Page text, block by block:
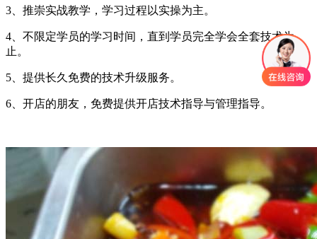
3、推崇实战教学，学习过程以实操为主。
4、不限定学员的学习时间，直到学员完全学会全套技术为
止。
5、提供长久免费的技术升级服务。
6、开店的朋友，免费提供开店技术指导与管理指导。